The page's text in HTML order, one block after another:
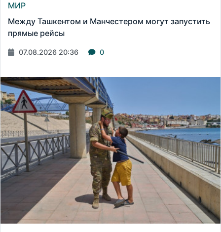
МИР
Между Ташкентом и Манчестером могут запустить
прямые рейсы
07.08.2026 20:36 0